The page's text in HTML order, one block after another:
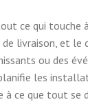
ce qui touche
de livraison, et
ou des
les
ce que tout se